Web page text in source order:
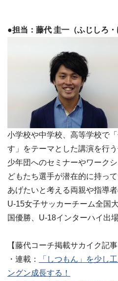
●担当：藤代 圭一（ふじしろ
小学校や中学校、高等学校で
す」をテーマとした講演を行
少年団へのセミナーやワーク
どもたち選手が潜在的に持っ
あげたいと考える両親や指導
U-15女子サッカーチーム全国
国優勝、U-18インターハイ出場
【藤代コーチ掲載サカイク記事
・連載：
「しつもん」を少し
ングン成長する！